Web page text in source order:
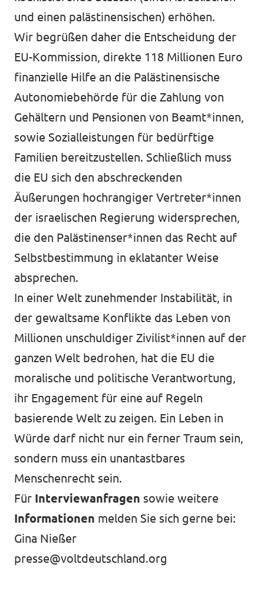
und einen palästinensischen) erhöhen.
Wir begrüßen daher die Entscheidung der
EU-Kommission, direkte 118 Millionen Euro
finanzielle Hilfe an die Palästinensische
Autonomiebehörde für die Zahlung von
Gehältern und Pensionen von Beamt*innen,
sowie Sozialleistungen für bedürftige
Familien bereitzustellen. Schließlich muss
die EU sich den abschreckenden
Äußerungen hochrangiger Vertreter*innen
der israelischen Regierung widersprechen,
die den Palästinenser*innen das Recht auf
Selbstbestimmung in eklatanter Weise
absprechen.
In einer Welt zunehmender Instabilität, in
der gewaltsame Konflikte das Leben von
Millionen unschuldiger Zivilist*innen auf der
ganzen Welt bedrohen, hat die EU die
moralische und politische Verantwortung,
ihr Engagement für eine auf Regeln
basierende Welt zu zeigen. Ein Leben in
Würde darf nicht nur ein ferner Traum sein,
sondern muss ein unantastbares
Menschenrecht sein.
Für Interviewanfragen sowie weitere
Informationen melden Sie sich gerne bei:
Gina Nießer
presse@voltdeutschland.org